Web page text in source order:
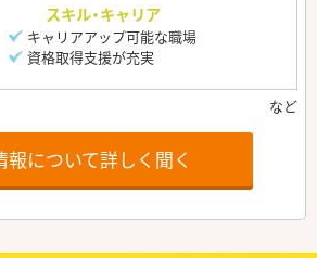
スキル・キャリア
キャリアアップ可能な職場
資格取得支援が充実
報について詳しく聞く